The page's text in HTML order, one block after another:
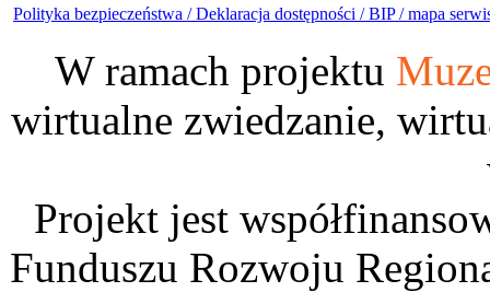
Polityka bezpieczeństwa /Deklaracja dostępności /BIP /mapa
W ramach projektu
wirtualne zwiedzanie,
Projekt jest
Funduszu Rozwoju